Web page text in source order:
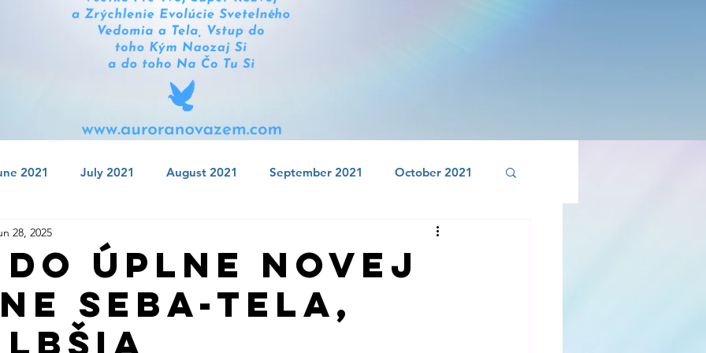
2021 July 2021 August 2021 September 2021 October 2021
2021 April 2022
July 2022 August 2022 September 2022 October 2022
Do Úplne Novej
Seba-Tela,
28, 2025